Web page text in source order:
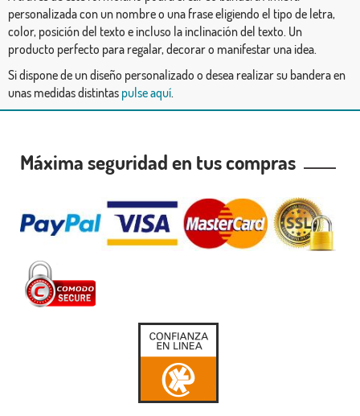
personalizada con un nombre o una frase eligiendo el tipo de letra,
color, posición del texto e incluso la inclinación del texto. Un
producto perfecto para regalar, decorar o manifestar una idea.
Si dispone de un diseño personalizado o desea realizar su bandera en
unas medidas distintas pulse aquí.
Máxima seguridad en tus compras